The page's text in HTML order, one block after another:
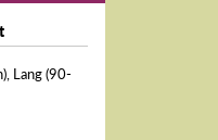
Lang (90-